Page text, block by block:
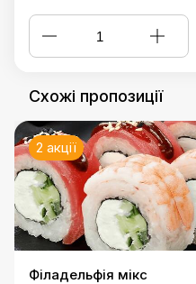
Схожі пропозиції
2 акції
Філадельфія мікс